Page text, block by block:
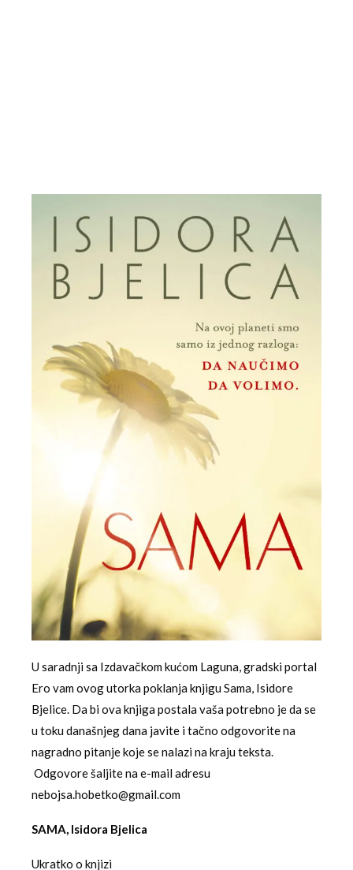
U saradnji sa Izdavačkom kućom Laguna, gradski portal
Ero vam ovog utorka poklanja knjigu Sama, Isidore
Bjelice. Da bi ova knjiga postala vaša potrebno je da se
u toku današnjeg dana javite i tačno odgovorite na
nagradno pitanje koje se nalazi na kraju teksta.
Odgovore šaljite na e-mail adresu
nebojsa.hobetko@gmail.com
SAMA, Isidora Bjelica
Ukratko o knjizi